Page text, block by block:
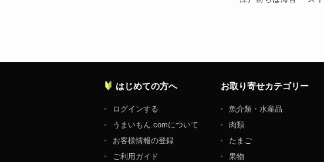
はじめての方へ
ログインする
うまいもん.comについて
お客様情報の登録
ご利用ガイド
お取り寄せカテゴリー
魚介類・水産品
肉類
たまご
果物